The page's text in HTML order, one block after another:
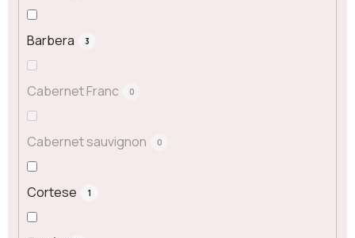
Barbera 3
Cabernet Franc 0
Cabernet sauvignon 0
Cortese 1